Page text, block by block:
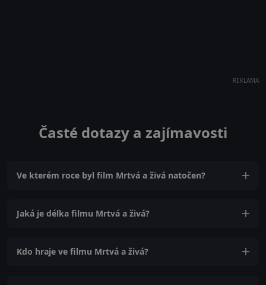
REKLAMA
Časté dotazy a zajímavosti
Ve kterém roce byl film Mrtvá a živá natočen?
Jaká je délka filmu Mrtvá a živá?
Kdo hraje ve filmu Mrtvá a živá?